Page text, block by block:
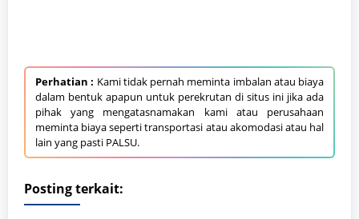
Perhatian : Kami tidak pernah meminta imbalan atau biaya
dalam bentuk apapun untuk perekrutan di situs ini jika ada
pihak yang mengatasnamakan kami atau perusahaan
meminta biaya seperti transportasi atau akomodasi atau hal
lain yang pasti PALSU.
Posting terkait: